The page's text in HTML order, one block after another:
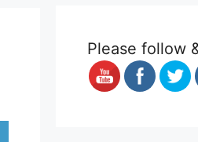
Please follow